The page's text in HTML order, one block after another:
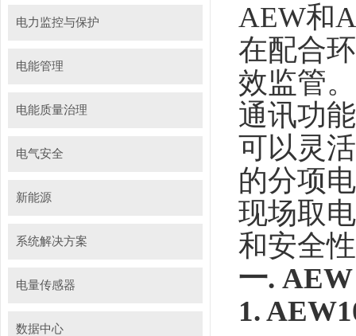
电力监控与保护
电能管理
电能质量治理
电气安全
新能源
系统解决方案
电量传感器
数据中心
AEW和
在配合
效监管
通讯功
可以灵
的分项
现场取
和安全
一. AEW
1.